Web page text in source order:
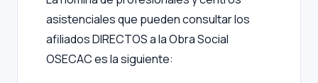
asistenciales que pueden consultar los
afiliados DIRECTOS a la Obra Social
OSECAC es la siguiente: